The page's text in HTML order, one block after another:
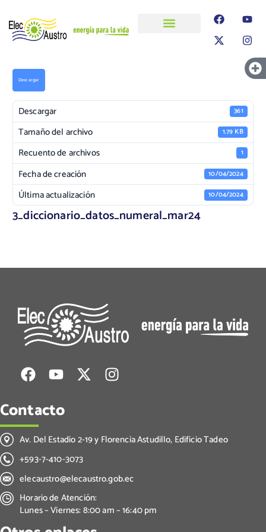
Descargar
Descargar 361
Tamaño del archivo 1.79 KB
Recuento de archivos 1
Fecha de creación 10/04/2024
Última actualización 10/04/2024
3_diccionario_datos_numeral_mar24
Contacto
Av. Del Estadio 2-19 y Florencia Astudillo, Edificio Tadeo
+593-7-410-3073
elecaustro@elecaustro.gob.ec
Horario de Atención:
Lunes – Viernes: 8:00 am – 16:40 pm